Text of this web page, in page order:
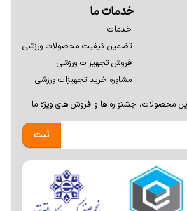
خدمات ما
خدمات
تضمین کیفیت محصولات ورزشی
فروش تجهیزات ورزشی
مشاوره خرید تجهیزات ورزشی
محصولات، جشنواره ها و فروش های ويژه ما
ثبت